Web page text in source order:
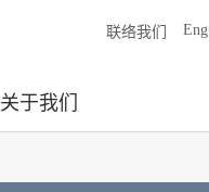
联络我们 Eng
关于我们